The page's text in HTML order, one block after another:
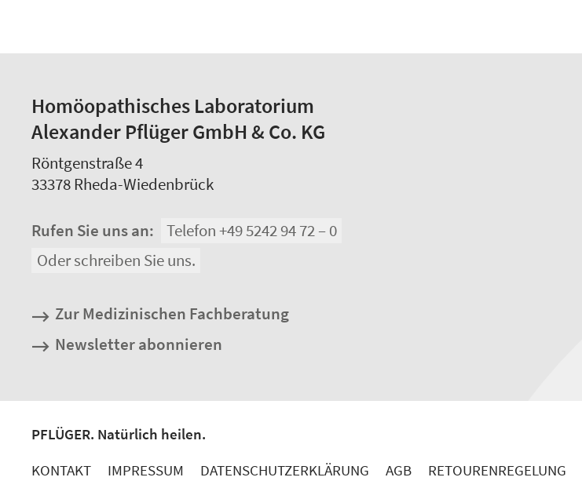
Homöopathisches Laboratorium
Alexander Pflüger GmbH & Co. KG
Röntgenstraße 4
33378 Rheda-Wiedenbrück
Rufen Sie uns an:
Telefon +49 5242 94 72 – 0
Oder schreiben Sie uns.
Zur Medizinischen Fachberatung
Newsletter abonnieren
PFLÜGER. Natürlich heilen.
KONTAKT
IMPRESSUM DATENSCHUTZERKLÄRUNG AGB RETOURENREGELUNG